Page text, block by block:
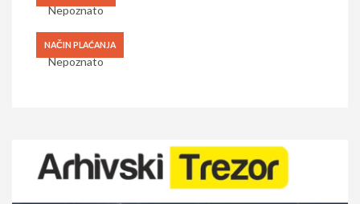
Nepoznato
NAČIN PLAĆANJA
Nepoznato